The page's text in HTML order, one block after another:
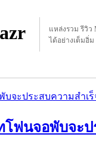
แหล่งรวม รีวิว
ได้อย่างเต็มอิ่ม
ฟนจอพับจะป